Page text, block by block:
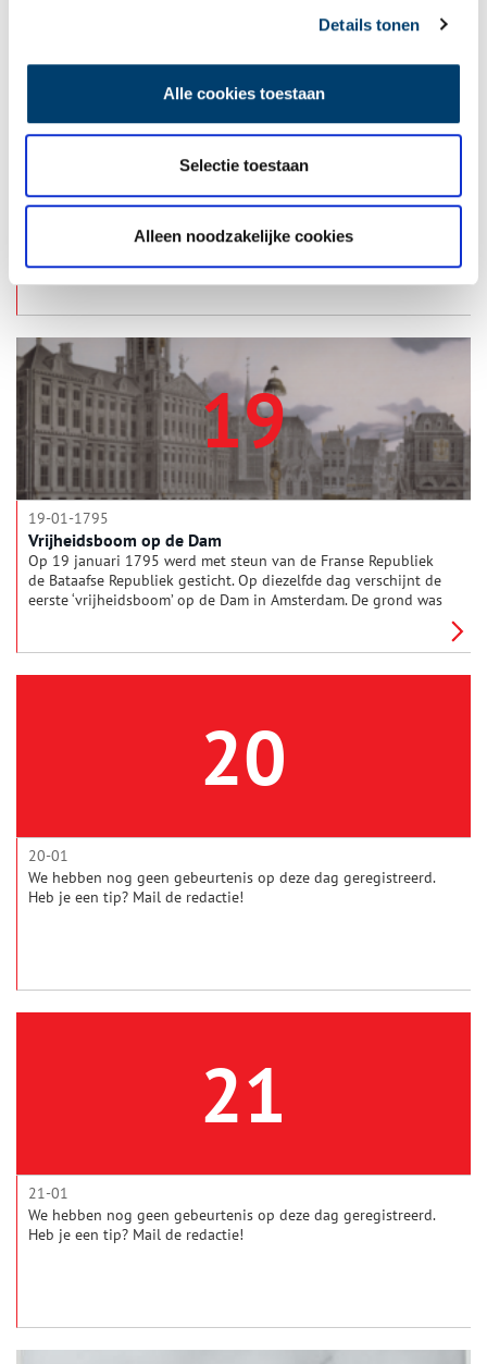
Details tonen
Alle cookies toestaan
Selectie toestaan
Alleen noodzakelijke cookies
18
We hebben nog geen gebeurtenis op deze dag geregistreerd.
19
19-01-1795
Vrijheidsboom op de Dam
Op 19 januari 1795 werd met steun van de Franse Republiek
de Bataafse Republiek gesticht. Op diezelfde dag verschijnt de
eerste ‘vrijheidsboom’ op de Dam in Amsterdam. De grond was
20
20-01
We hebben nog geen gebeurtenis op deze dag geregistreerd.
Heb je een tip? Mail de redactie!
21
21-01
We hebben nog geen gebeurtenis op deze dag geregistreerd.
Heb je een tip? Mail de redactie!